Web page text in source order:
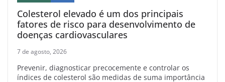
Colesterol elevado é um dos principais
fatores de risco para desenvolvimento de
doenças cardiovasculares
7 de agosto, 2026
Prevenir, diagnosticar precocemente e controlar os
índices de colesterol são medidas de suma importância